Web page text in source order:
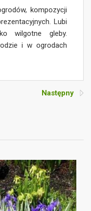
kompozycji
Lubi
wilgotne gleby.
i w ogrodach
Następny